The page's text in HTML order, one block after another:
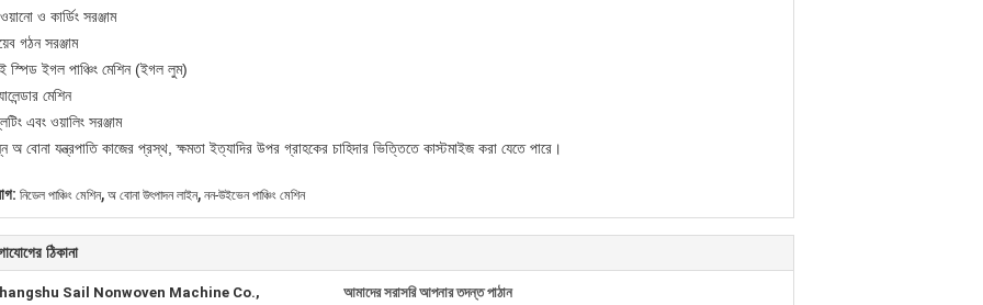
ও কার্ডিং সরঞ্জাম
গঠন সরঞ্জাম
স্পিড ইগল পাঞ্চিং মেশিন (ইগল লুম)
মেশিন
এবং ওয়ালিং সরঞ্জাম
অ বোনা যন্ত্রপাতি কাজের প্রস্থ, ক্ষমতা ইত্যাদির উপর গ্রাহকের চাহিদার ভিত্তিতে কাস্টমাইজ করা যেতে পারে।
নিডেল পাঞ্চিং মেশিন, অ বোনা উৎপাদন লাইন, নন-উইভেন পাঞ্চিং মেশিন
ঠিকানা
Sail Nonwoven Machine Co.,
আমাদের সরাসরি আপনার তদন্ত পাঠান